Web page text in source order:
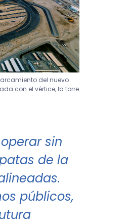
del nuevo
con el vértice, la torre
sin
de la
públicos,